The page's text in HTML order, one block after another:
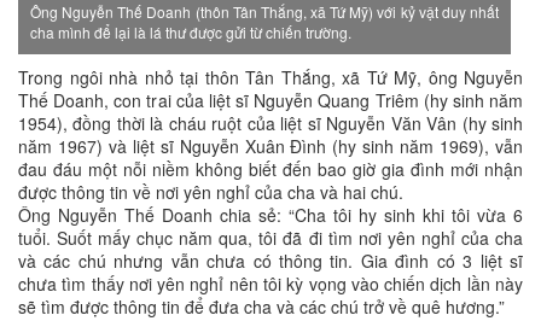
Ông Nguyễn Thế Doanh (thôn Tân Thắng, xã Tứ Mỹ) với kỷ vật duy nhất
cha mình để lại là lá thư được gửi từ chiến trường.
Trong ngôi nhà nhỏ tại thôn Tân Thắng, xã Tứ Mỹ, ông Nguyễn
Thế Doanh, con trai của liệt sĩ Nguyễn Quang Triêm (hy sinh năm
1954), đồng thời là cháu ruột của liệt sĩ Nguyễn Văn Vân (hy sinh
năm 1967) và liệt sĩ Nguyễn Xuân Đình (hy sinh năm 1969), vẫn
đau đáu một nỗi niềm không biết đến bao giờ gia đình mới nhận
được thông tin về nơi yên nghỉ của cha và hai chú.
Ông Nguyễn Thế Doanh chia sẻ: “Cha tôi hy sinh khi tôi vừa 6
tuổi. Suốt mấy chục năm qua, tôi đã đi tìm nơi yên nghỉ của cha
và các chú nhưng vẫn chưa có thông tin. Gia đình có 3 liệt sĩ
chưa tìm thấy nơi yên nghỉ nên tôi kỳ vọng vào chiến dịch lần này
sẽ tìm được thông tin để đưa cha và các chú trở về quê hương.”